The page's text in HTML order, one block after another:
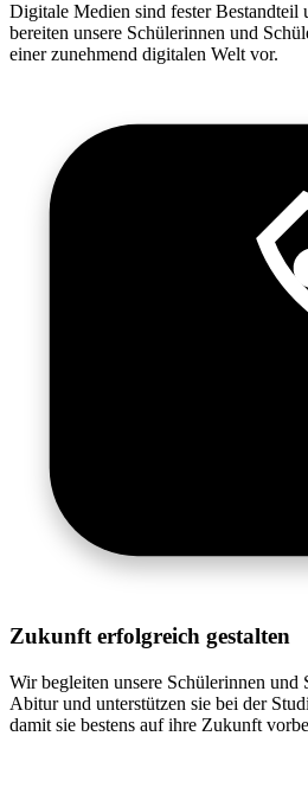
Digitale Medien sind fester Bestandteil
bereiten unsere Schülerinnen und
einer zunehmend digitalen Welt vor.
Zukunft erfolgreich gestalten
Wir begleiten unsere Schülerinnen und
Abitur und unterstützen sie bei der
damit sie bestens auf ihre Zukunft